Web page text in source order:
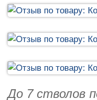
До 7 стволов